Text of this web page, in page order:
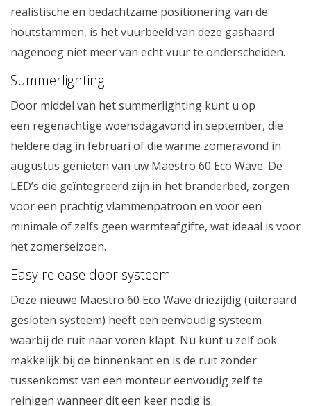
realistische en bedachtzame positionering van de
houtstammen, is het vuurbeeld van deze gashaard
nagenoeg niet meer van echt vuur te onderscheiden.
Summerlighting
Door middel van het summerlighting kunt u op
een regenachtige woensdagavond in september, die
heldere dag in februari of die warme zomeravond in
augustus genieten van uw Maestro 60 Eco Wave. De
LED’s die geïntegreerd zijn in het branderbed, zorgen
voor een prachtig vlammenpatroon en voor een
minimale of zelfs geen warmteafgifte, wat ideaal is voor
het zomerseizoen.
Easy release door systeem
Deze nieuwe Maestro 60 Eco Wave driezijdig (uiteraard
gesloten systeem) heeft een eenvoudig systeem
waarbij de ruit naar voren klapt. Nu kunt u zelf ook
makkelijk bij de binnenkant en is de ruit zonder
tussenkomst van een monteur eenvoudig zelf te
reinigen wanneer dit een keer nodig is.